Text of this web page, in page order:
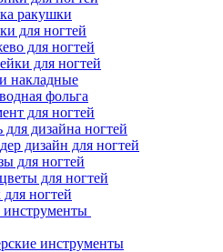
ракушки
для ногтей
для ногтей
для ногтей
накладные
фольга
для ногтей
дизайна ногтей
дизайн для ногтей
для ногтей
для ногтей
ногтей
инструменты
инструменты